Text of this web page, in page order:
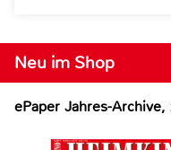
Neu im Shop
ePaper Jahres-